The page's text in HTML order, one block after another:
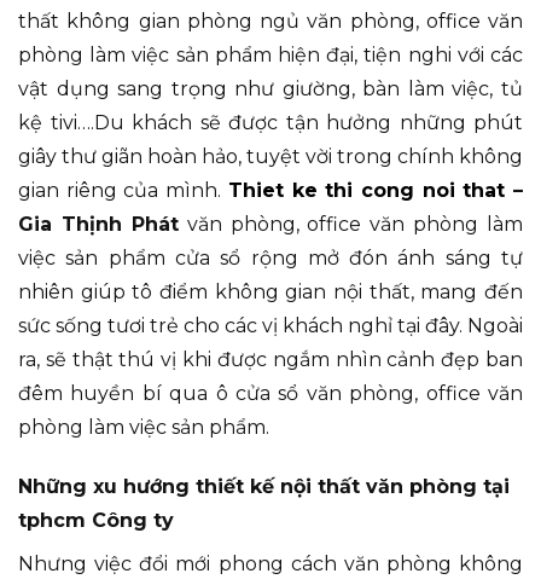
thất không gian phòng ngủ văn phòng, office văn
phòng làm việc sản phẩm hiện đại, tiện nghi với các
vật dụng sang trọng như giường, bàn làm việc, tủ
kệ tivi….Du khách sẽ được tận hưởng những phút
giây thư giãn hoàn hảo, tuyệt vời trong chính không
gian riêng của mình. Thiet ke thi cong noi that –
Gia Thịnh Phátvăn phòng, office văn phòng làm
việc sản phẩm cửa sổ rộng mở đón ánh sáng tự
nhiên giúp tô điểm không gian nội thất, mang đến
sức sống tươi trẻ cho các vị khách nghỉ tại đây. Ngoài
ra, sẽ thật thú vị khi được ngắm nhìn cảnh đẹp ban
đêm huyền bí qua ô cửa sổ văn phòng, office văn
phòng làm việc sản phẩm.
Những xu hướng thiết kế nội thất văn phòng tại
tphcm Công ty
Nhưng việc đổi mới phong cách văn phòng không